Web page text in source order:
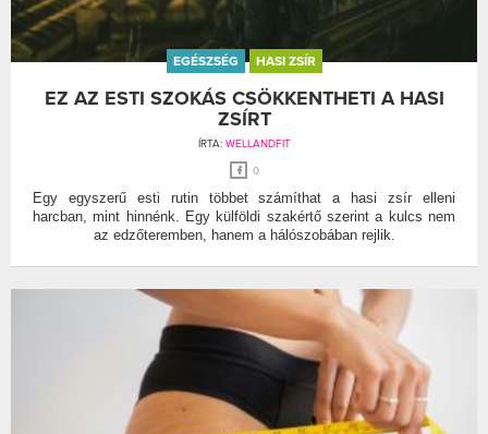
EGÉSZSÉG HASI ZSÍR
EZ AZ ESTI SZOKÁS CSÖKKENTHETI A HASI
ZSÍRT
ÍRTA: WELLANDFIT
0
Egy egyszerű esti rutin többet számíthat a hasi zsír elleni
harcban, mint hinnénk. Egy külföldi szakértő szerint a kulcs nem
az edzőteremben, hanem a hálószobában rejlik.